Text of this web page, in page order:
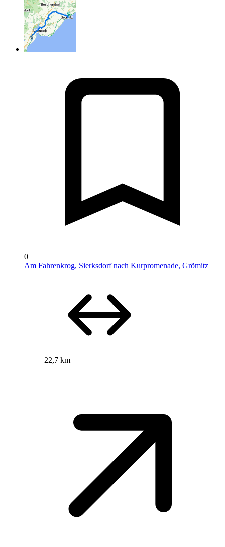
0
Am Fahrenkrog, Sierksdorf nach Kurpromenade, Grömitz
22,7 km